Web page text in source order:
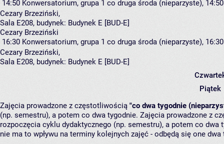
14:50 Konwersatorium, grupa 1 co druga środa (nieparzyste),
Cezary Brzeziński,
Sala E208, budynek: Budynek E [BUD-E]
Cezary Brzeziński
16:30 Konwersatorium, grupa 1 co druga środa (nieparzyste),
Cezary Brzeziński,
Sala E208, budynek: Budynek E [BUD-E]
Piątek
Zajęcia prowadzone z częstotliwością "co dwa tygodnie
(np. semestru), a potem co dwa tygodnie. Zajęcia prowadzone z
rozpoczęcia cyklu dydaktycznego (np. semestru), a potem co
nie ma to wpływu na terminy kolejnych zajęć - odbędą się one